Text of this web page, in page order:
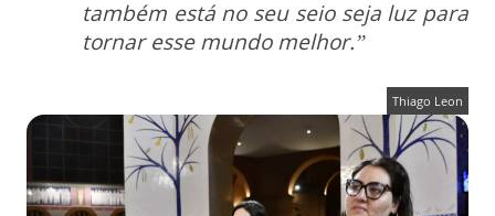
também está no seu seio seja luz para
tornar esse mundo melhor.”
Thiago Leon